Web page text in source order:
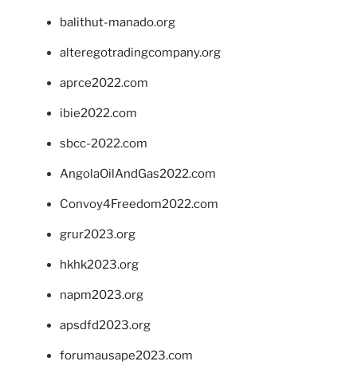
balithut-manado.org
alteregotradingcompany.org
aprce2022.com
ibie2022.com
sbcc-2022.com
AngolaOilAndGas2022.com
Convoy4Freedom2022.com
grur2023.org
hkhk2023.org
napm2023.org
apsdfd2023.org
forumausape2023.com